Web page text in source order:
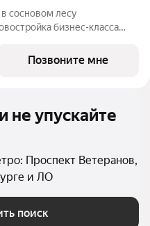
сосновом лесу
бизнес-класса
Продуманная
Позвоните мне
не упускайте
Проспект Ветеранов,
и ЛО
поиск